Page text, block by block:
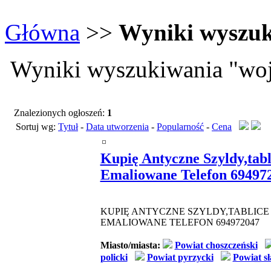
Główna >> Wyniki
Wyniki wyszukiwania
Znalezionych ogłoszeń: 1
Sortuj wg: Tytuł- Data utworzenia - Popularność - Cena
Kupię Antyczne
Emaliowane Telefon
KUPIĘ ANTYCZNE
EMALIOWANE TELEFON 694972047
Miasto/miasta:
Powiat choszczeński
policki
Powiat pyrzycki
Powiat